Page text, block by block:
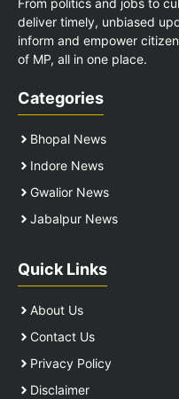
deliver timely, unbiased
inform and empower
of MP, all in one place.
Categories
Bhopal News
Indore News
Gwalior News
Jabalpur News
Quick Links
About Us
Contact Us
Privacy Policy
Disclaimer